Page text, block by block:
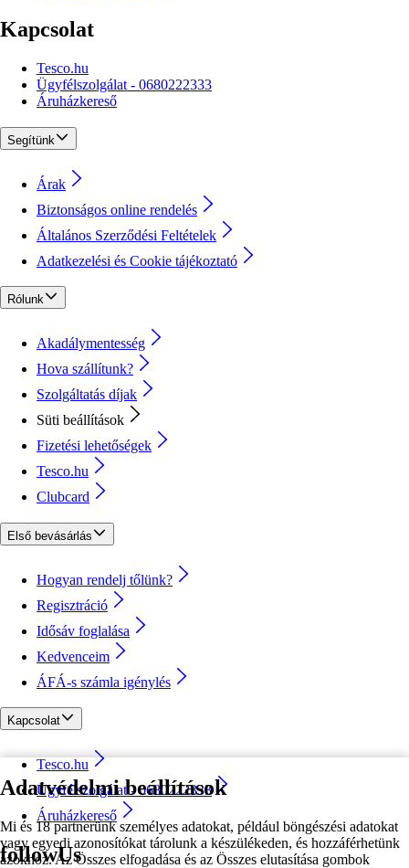
Adatvédelmi beállítások
Mi és 18 partnerünk személyes adatokat, például böngészési adatokat
vagy egyedi azonosítókat tárolunk a készülékeden, és hozzáférhetünk
azokhoz. Az Összes elfogadása és az Összes elutasítása gombok
Kapcsolat
Tesco.hu
Ügyfélszolgálat - 0680222333
Áruházkereső
Segítünk
Árak
Biztonságos online rendelés
Általános Szerződési Feltételek
Adatkezelési és Cookie tájékoztató
Rólunk
Akadálymentesség
Hova szállítunk?
Szolgáltatás díjak
Süti beállítások
Fizetési lehetőségek
Tesco.hu
Clubcard
Első bevásárlás
Hogyan rendelj tőlünk?
Regisztráció
Idősáv foglalása
Kedvenceim
ÁFÁ-s számla igénylés
Kapcsolat
Tesco.hu
Ügyfélszolgálat - 0680222333
Áruházkereső
followUs